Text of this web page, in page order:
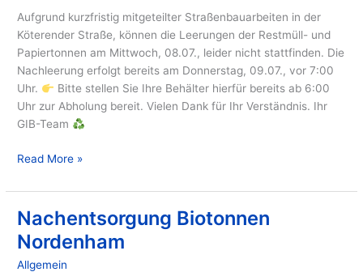
Aufgrund kurzfristig mitgeteilter Straßenbauarbeiten in der
Köterender Straße, können die Leerungen der Restmüll- und
Papiertonnen am Mittwoch, 08.07., leider nicht stattfinden. Die
Nachleerung erfolgt bereits am Donnerstag, 09.07., vor 7:00
Uhr.
Bitte stellen Sie Ihre Behälter hierfür bereits ab 6:00
Uhr zur Abholung bereit. Vielen Dank für Ihr Verständnis. Ihr
GIB-Team
Juli
Read More »
Nachentsorgung Biotonnen
Nordenham
Allgemein
Nachentsorgung
Biotonnen
Nordenham